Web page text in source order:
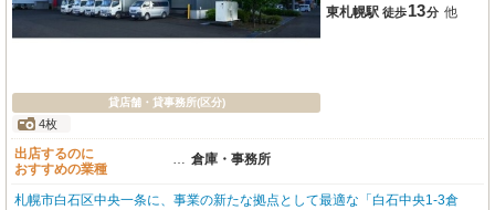
貸店舗・貸事務所(区分)
4枚
東札幌駅 徒歩13分 他
出店するのに
おすすめの業種
… 倉庫・事務所
札幌市白石区中央一条に、事業の新たな拠点として最適な「白石中央1-3倉